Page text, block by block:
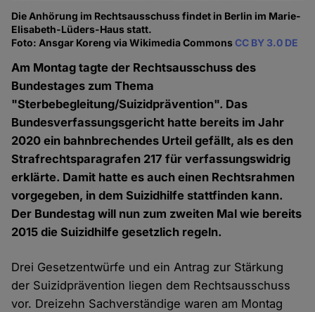
Die Anhörung im Rechtsausschuss findet in Berlin im Marie-
Elisabeth-Lüders-Haus statt.
Foto: Ansgar Koreng via Wikimedia CommonsCC BY 3.0 DE
Am Montag tagte der Rechtsausschuss des
Bundestages zum Thema
"Sterbebegleitung/Suizidprävention". Das
Bundesverfassungsgericht hatte bereits im Jahr
2020 ein bahnbrechendes Urteil gefällt, als es den
Strafrechtsparagrafen 217 für verfassungswidrig
erklärte. Damit hatte es auch einen Rechtsrahmen
vorgegeben, in dem Suizidhilfe stattfinden kann.
Der Bundestag will nun zum zweiten Mal wie bereits
2015 die Suizidhilfe gesetzlich regeln.
Drei Gesetzentwürfe und ein Antrag zur Stärkung
der Suizidprävention liegen dem Rechtsausschuss
vor. Dreizehn Sachverständige waren am Montag